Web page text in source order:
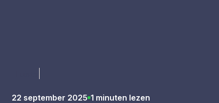
22 september 2025 1 minuten lezen